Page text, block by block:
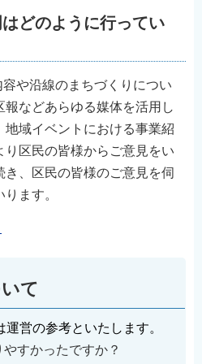
どのように行ってい
や沿線のまちづくりについ
などあらゆる媒体を活用し
地域イベントにおける事業紹
区民の皆様からご意見をい
、区民の皆様のご意見を伺
ます。
て
営の参考といたします。
すかったですか？